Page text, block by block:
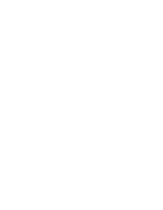
Как пожаловаться на
Дополнительные